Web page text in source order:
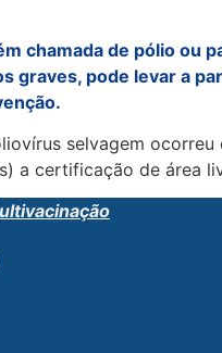
chamada de pólio
graves, pode levar a
selvagem
a certificação de área